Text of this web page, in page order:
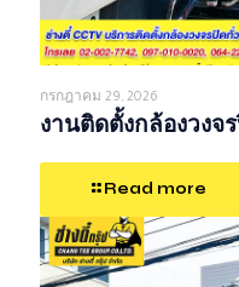
กรกฎาคม 29, 2026
งานติดตั้งกล้องวงจ
Read more